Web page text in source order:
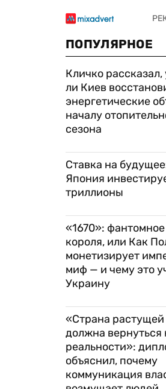
ПОПУЛЯРНОЕ
Кличко рассказал,
ли Киев
энергетические
началу
сезона
Ставка на
Япония
триллионы
«1670»: фантомное
короля, или Как
монетизирует
миф — и чему это
Украину
«Страна
должна вернуться
реальности»:
объяснил, почему
коммуникация